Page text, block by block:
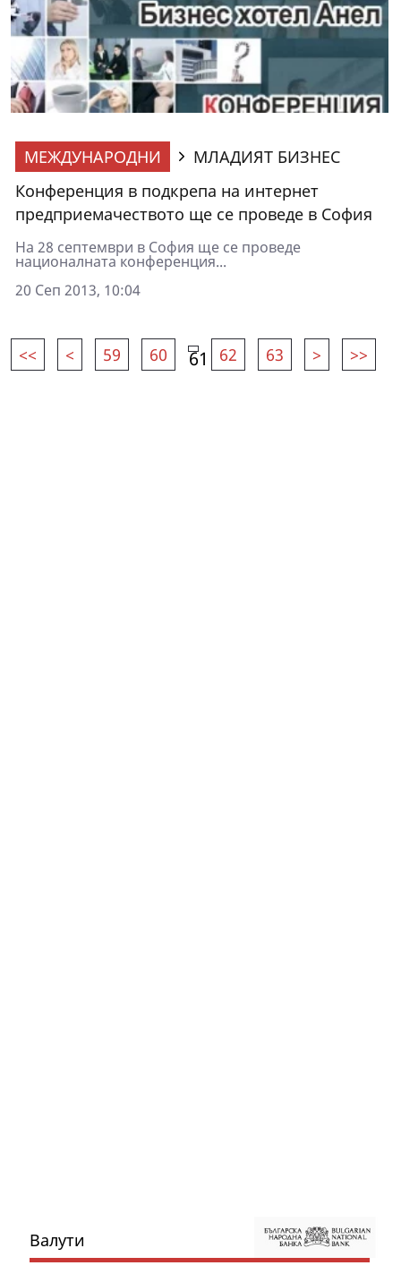
МЕЖДУНАРОДНИ
МЛАДИЯТ БИЗНЕС
Конференция в подкрепа на интернет
предприемачеството ще се проведе в София
На 28 септември в София ще се проведе
националната конференция...
20 Сеп 2013, 10:04
<< < 59 60 61 62 63 > >>
Валути